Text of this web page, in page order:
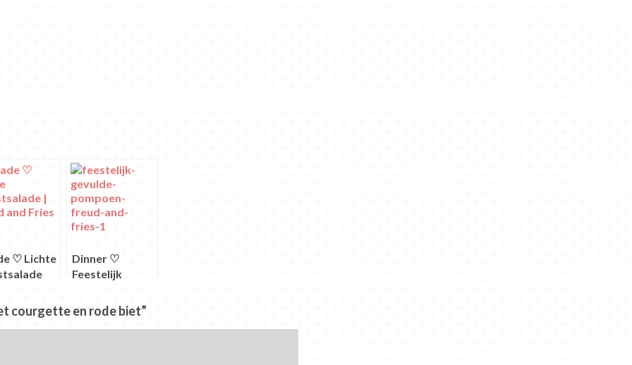
♡ Lichte
Dinner ♡
Feestelijk
pompoen
courgette en rode biet”